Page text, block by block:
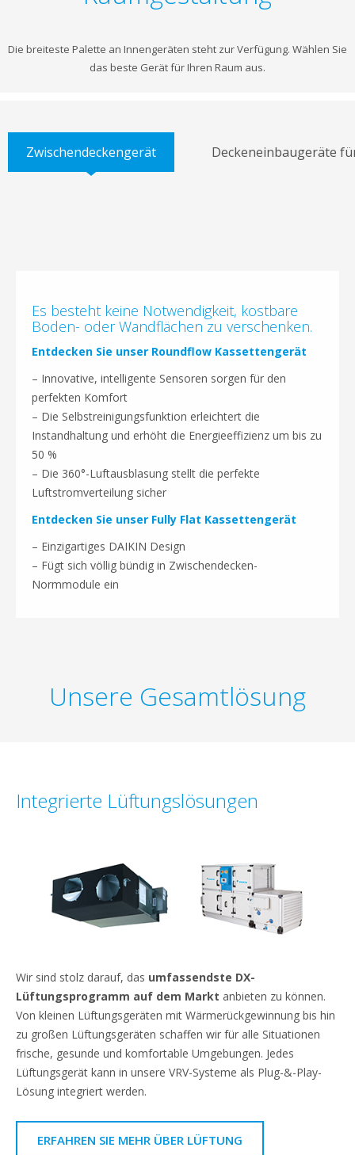
Die breiteste Palette an Innengeräten steht zur Verfügung. Wählen Sie
das beste Gerät für Ihren Raum aus.
Zwischendeckengerät Deckeneinbaugeräte
Es besteht keine Notwendigkeit, kostbare
Boden- oder Wandflächen zu verschenken.
Entdecken Sie unser Roundflow Kassettengerät
– Innovative, intelligente Sensoren sorgen für den
perfekten Komfort
– Die Selbstreinigungsfunktion erleichtert die
Instandhaltung und erhöht die Energieeffizienz um bis zu
50 %
– Die 360°-Luftausblasung stellt die perfekte
Luftstromverteilung sicher
Entdecken Sie unser Fully Flat Kassettengerät
– Einzigartiges DAIKIN Design
– Fügt sich völlig bündig in Zwischendecken-
Normmodule ein
Unsere Gesamtlösung
Integrierte Lüftungslösungen
Wir sind stolz darauf, das umfassendste DX-
Lüftungsprogramm auf dem Markt anbieten zu können.
Von kleinen Lüftungsgeräten mit Wärmerückgewinnung bis hin
zu großen Lüftungsgeräten schaffen wir für alle Situationen
frische, gesunde und komfortable Umgebungen. Jedes
Lüftungsgerät kann in unsere VRV-Systeme als Plug-&-Play-
Lösung integriert werden.
ERFAHREN SIE MEHR ÜBER LÜFTUNG